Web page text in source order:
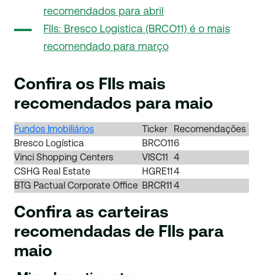
recomendados para abril
FIIs: Bresco Logistica (BRCO11) é o mais
recomendado para março
Confira os FIIs mais
recomendados para maio
Fundos Imobiliários Ticker
Recomendações
Bresco Logística
BRCO116
Vinci Shopping Centers
VISC11 4
CSHG Real Estate
HGRE114
BTG Pactual Corporate Office BRCR11 4
Confira as carteiras
recomendadas de FIIs para
maio